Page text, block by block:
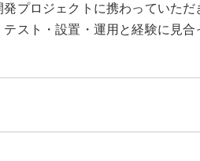
プロジェクトに携わっていただ
スト・設置・運用と経験に見合